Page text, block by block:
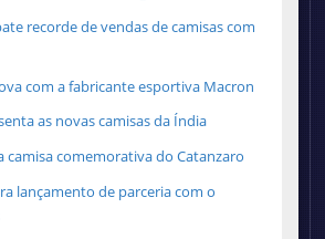
recorde de vendas de camisas com
com a fabricante esportiva Macron
as novas camisas da Índia
camisa comemorativa do Catanzaro
lançamento de parceria com o